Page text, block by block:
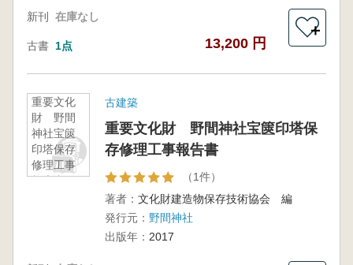
新刊 在庫なし
古書 1点 13,200 円
＋
重要文化
財 野間
神社宝篋
印塔保存
修理工事
報告書
古建築
重要文化財 野間神社宝篋印塔保
存修理工事報告書
（1件）
著者： 文化財建造物保存技術協会 編
発行元： 野間神社
出版年： 2017